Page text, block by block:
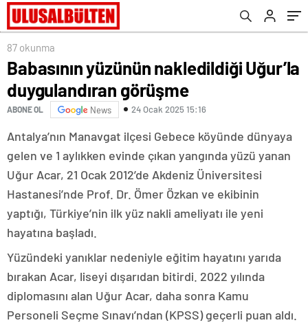
87 okunma
Babasının yüzünün nakledildiği Uğur’la
duygulandıran görüşme
ABONE OL News 24 Ocak 2025 15:16
Antalya’nın Manavgat ilçesi Gebece köyünde dünyaya
gelen ve 1 aylıkken evinde çıkan yangında yüzü yanan
Uğur Acar, 21 Ocak 2012’de Akdeniz Üniversitesi
Hastanesi’nde Prof. Dr. Ömer Özkan ve ekibinin
yaptığı, Türkiye’nin ilk yüz nakli ameliyatı ile yeni
hayatına başladı.
Yüzündeki yanıklar nedeniyle eğitim hayatını yarıda
bırakan Acar, liseyi dışarıdan bitirdi. 2022 yılında
diplomasını alan Uğur Acar, daha sonra Kamu
Personeli Seçme Sınavı’ndan (KPSS) geçerli puan aldı.